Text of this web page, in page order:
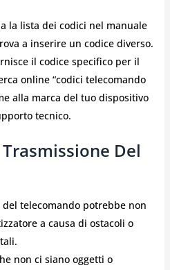
la lista dei codici nel manuale
a inserire un codice diverso.
il codice specifico per il
online “codici telecomando
alla marca del tuo dispositivo
tecnico.
Del
del telecomando potrebbe non
a causa di ostacoli o
non ci siano oggetti o